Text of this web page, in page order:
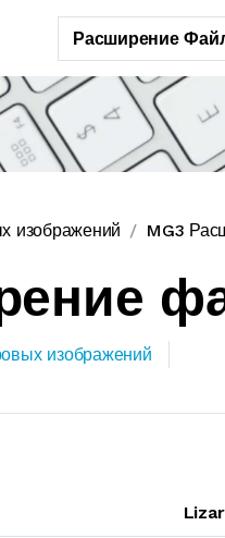
Расширение
изображений MG3
изображений